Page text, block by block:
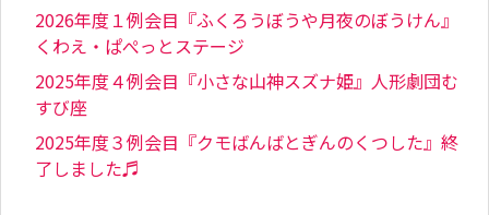
2026年度１例会目『ふくろうぼうや月夜のぼうけん』
くわえ・ぱぺっとステージ
2025年度４例会目『小さな山神スズナ姫』人形劇団む
すび座
2025年度３例会目『クモばんばとぎんのくつした』終
了しました♬